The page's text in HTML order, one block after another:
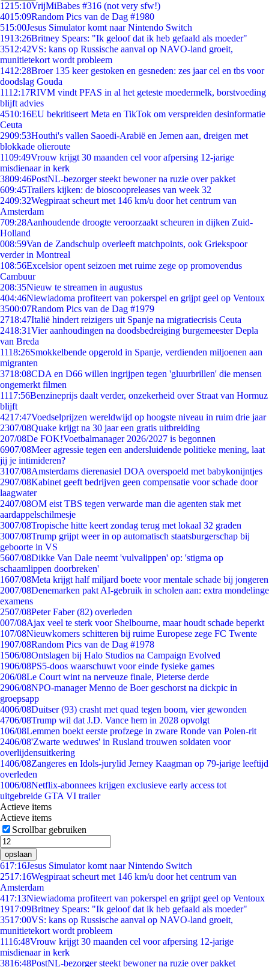
1215:10VrijMiBabes #316 (not very sfw!)
4015:09Random Pics van de Dag #1980
515:00Jesus Simulator komt naar Nintendo Switch
1913:26Britney Spears: "Ik geloof dat ik heb gefaald als moeder"
3512:42VS: kans op Russische aanval op NAVO-land groeit,
munitietekort wordt probleem
1412:28Broer 135 keer gestoken en gesneden: zes jaar cel en tbs voor
doodslag Gouda
1112:17RIVM vindt PFAS in al het geteste moedermelk, borstvoeding
blijft advies
4510:16EU bekritiseert Meta en TikTok om verspreiden desinformatie
Ceuta
2909:53Houthi's vallen Saoedi-Arabië en Jemen aan, dreigen met
blokkade olieroute
1109:49Vrouw krijgt 30 maanden cel voor afpersing 12-jarige
misdienaar in kerk
3809:46PostNL-bezorger steekt bewoner na ruzie over pakket
609:45Trailers kijken: de bioscoopreleases van week 32
2409:32Wegpiraat scheurt met 146 km/u door het centrum van
Amsterdam
709:28Aanhoudende droogte veroorzaakt scheuren in dijken Zuid-
Holland
008:59Van de Zandschulp overleeft matchpoints, ook Griekspoor
verder in Montreal
108:56Excelsior opent seizoen met ruime zege op promovendus
Cambuur
208:35Nieuw te streamen in augustus
404:46Niewiadoma profiteert van pokerspel en grijpt geel op Ventoux
3500:07Random Pics van de Dag #1979
2718:47Italië hindert reizigers uit Spanje na migratiecrisis Ceuta
2418:31Vier aanhoudingen na doodsbedreiging burgemeester Depla
van Breda
1118:26Smokkelbende opgerold in Spanje, verdienden miljoenen aan
migranten
3718:08CDA en D66 willen ingrijpen tegen 'gluurbrillen' die mensen
ongemerkt filmen
1117:56Benzineprijs daalt verder, onzekerheid over Straat van Hormuz
blijft
4217:47Voedselprijzen wereldwijd op hoogste niveau in ruim drie jaar
2307/08Quake krijgt na 30 jaar een gratis uitbreiding
207/08De FOK!Voetbalmanager 2026/2027 is begonnen
6907/08Meer agressie tegen een andersluidende politieke mening, laat
jij je intimideren?
3107/08Amsterdams dierenasiel DOA overspoeld met babykonijntjes
2907/08Kabinet geeft bedrijven geen compensatie voor schade door
laagwater
2407/08OM eist TBS tegen verwarde man die agenten stak met
aardappelschilmesje
3007/08Tropische hitte keert zondag terug met lokaal 32 graden
3007/08Trump grijpt weer in op automatisch staatsburgerschap bij
geboorte in VS
5607/08Dikke Van Dale neemt 'vulvalippen' op: 'stigma op
schaamlippen doorbreken'
1607/08Meta krijgt half miljard boete voor mentale schade bij jongeren
2007/08Denemarken pakt AI-gebruik in scholen aan: extra mondelinge
examens
2507/08Peter Faber (82) overleden
007/08Ajax veel te sterk voor Shelbourne, maar houdt schade beperkt
107/08Nieuwkomers schitteren bij ruime Europese zege FC Twente
1907/08Random Pics van de Dag #1978
1506/08Ontslagen bij Halo Studios na Campaign Evolved
1906/08PS5-doos waarschuwt voor einde fysieke games
206/08Le Court wint na nerveuze finale, Pieterse derde
2906/08NPO-manager Menno de Boer geschorst na dickpic in
groepsapp
4006/08Duitser (93) crasht met quad tegen boom, vier gewonden
4706/08Trump wil dat J.D. Vance hem in 2028 opvolgt
106/08Lemmen boekt eerste profzege in zware Ronde van Polen-rit
2406/08'Zwarte weduwes' in Rusland trouwen soldaten voor
overlijdensuitkering
1406/08Zangeres en Idols-jurylid Jerney Kaagman op 79-jarige leeftijd
overleden
1006/08Netflix-abonnees krijgen exclusieve early access tot
uitgebreide GTA VI trailer
Actieve items
Actieve items
Scrollbar gebruiken
opslaan
617:16Jesus Simulator komt naar Nintendo Switch
2517:16Wegpiraat scheurt met 146 km/u door het centrum van
Amsterdam
417:13Niewiadoma profiteert van pokerspel en grijpt geel op Ventoux
1917:09Britney Spears: "Ik geloof dat ik heb gefaald als moeder"
3517:00VS: kans op Russische aanval op NAVO-land groeit,
munitietekort wordt probleem
1116:48Vrouw krijgt 30 maanden cel voor afpersing 12-jarige
misdienaar in kerk
3816:48PostNL-bezorger steekt bewoner na ruzie over pakket